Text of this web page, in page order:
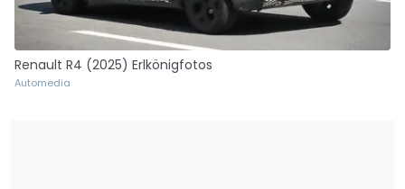
Renault R4 (2025) Erlkönigfotos
Automedia